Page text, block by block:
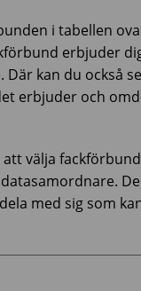
i tabellen
erbjuder
Där kan du också
erbjuder och
välja
med sig som